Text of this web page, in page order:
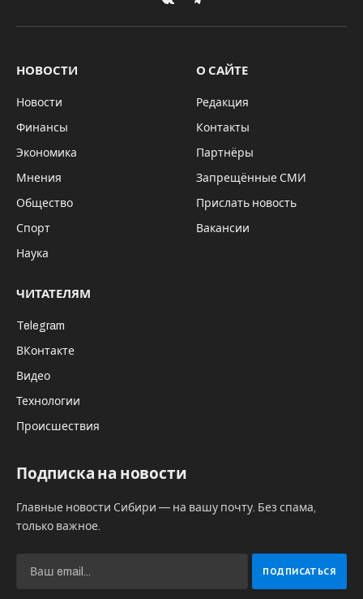
VKontakteTelegram
НОВОСТИ
Новости
Финансы
Экономика
Мнения
Общество
Спорт
Наука
О САЙТЕ
Редакция
Контакты
Партнёры
Запрещённые СМИ
Прислать новость
Вакансии
ЧИТАТЕЛЯМ
Telegram
ВКонтакте
Видео
Технологии
Происшествия
Подписка на новости
Главные новости Сибири — на вашу почту. Без спама,
только важное.